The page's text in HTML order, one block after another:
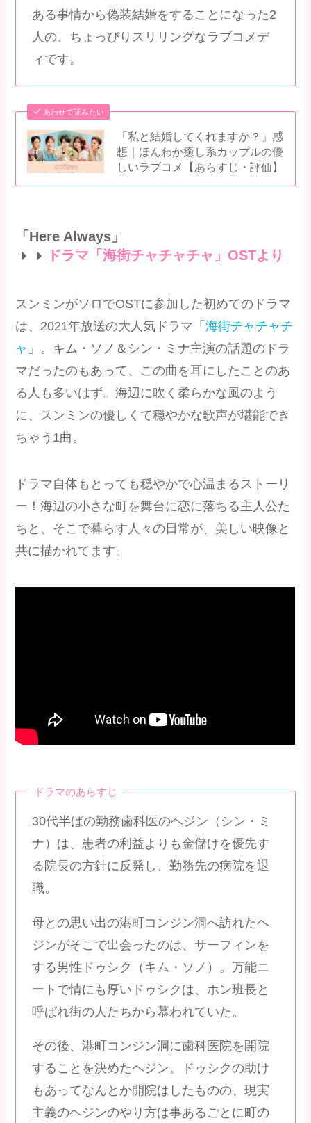
ある事情から偽装結婚をすることになった2
人の、ちょっぴりスリリングなラブコメデ
ィです。
あわせて読みたい
「私と結婚してくれますか？」感
想｜ほんわか癒し系カップルの優
しいラブコメ【あらすじ・評価】
「Here Always」
ドラマ「海街チャチャチャ」OSTより
スンミンがソロでOSTに参加した初めてのドラマ
は、2021年放送の大人気ドラマ「海街チャチャチ
ャ 」。キム・ソノ＆シン・ミナ主演の話題のドラ
マだったのもあって、この曲を耳にしたことのあ
る人も多いはず。海辺に吹く柔らかな風のよう
に、スンミンの優しくて穏やかな歌声が堪能でき
ちゃう1曲。
ドラマ自体もとっても穏やかで心温まるストーリ
ー！海辺の小さな町を舞台に恋に落ちる主人公た
ちと、そこで暮らす人々の日常が、美しい映像と
共に描かれてます。
ドラマのあらすじ
30代半ばの勤務歯科医のヘジン（シン・ミ
ナ）は、患者の利益よりも金儲けを優先す
る院長の方針に反発し、勤務先の病院を退
職。
母との思い出の港町コンジン洞へ訪れたヘ
ジンがそこで出会ったのは、サーフィンを
する男性ドゥシク（キム・ソノ）。万能ニ
ートで情にも厚いドゥシクは、ホン班長と
呼ばれ街の人たちから慕われていた。
その後、港町コンジン洞に歯科医院を開院
することを決めたヘジン。ドゥシクの助け
もあってなんとか開院はしたものの、現実
主義のヘジンのやり方は事あるごとに町の